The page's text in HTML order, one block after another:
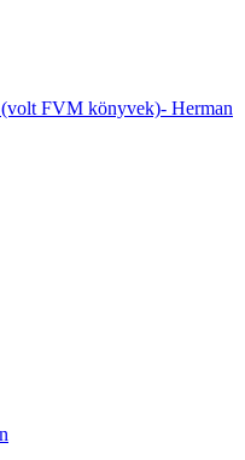
FVM könyvek)- Herman